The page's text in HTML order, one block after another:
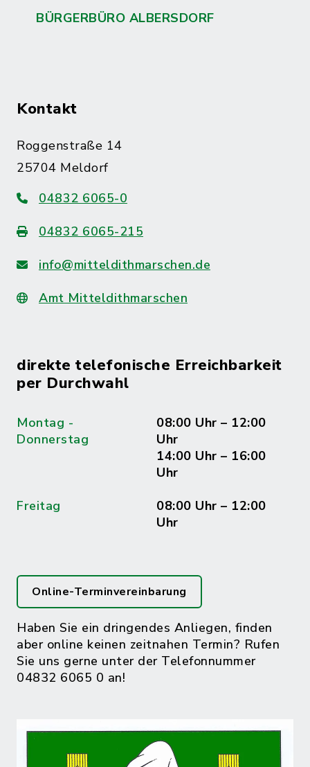
BÜRGERBÜRO ALBERSDORF
Kontakt
Roggenstraße 14
25704 Meldorf
04832 6065-0
04832 6065-215
info@mitteldithmarschen.de
Amt Mitteldithmarschen
direkte telefonische Erreichbarkeit
per Durchwahl
Montag -
Donnerstag
08:00 Uhr – 12:00
Uhr
14:00 Uhr – 16:00
Uhr
Freitag
08:00 Uhr – 12:00
Uhr
Online-Terminvereinbarung
Haben Sie ein dringendes Anliegen, finden
aber online keinen zeitnahen Termin? Rufen
Sie uns gerne unter der Telefonnummer
04832 6065 0 an!